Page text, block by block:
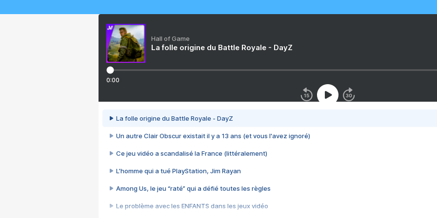
Hall of Game
La folle origine du Battle Royale - DayZ
0:00
La folle origine du Battle Royale - DayZ
Un autre Clair Obscur existait il y a 13 ans (et vous l'avez ignoré)
Ce jeu vidéo a scandalisé la France (littéralement)
L’homme qui a tué PlayStation, Jim Rayan
Among Us, le jeu “raté” qui a défié toutes les règles
Le problème avec les ENFANTS dans les jeux vidéo